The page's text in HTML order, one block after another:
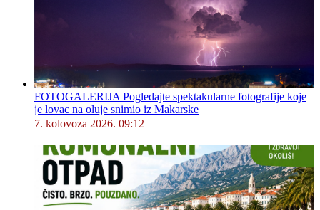
FOTOGALERIJA Pogledajte spektakularne fotografije koje
je lovac na oluje snimio iz Makarske
7. kolovoza 2026. 09:12